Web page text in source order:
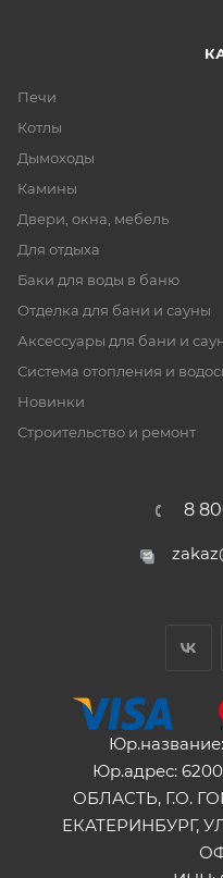
Печи
Котлы
Дымоходы
Камины
Двери, окна, мебель
Для отдыха
Баки для воды в баню
Отделка для бани и сауны
Аксессуары для бани и
Система отопления и
Новинки
Строительство и ремонт
8
Юр.адрес:
ОБЛАСТЬ, Г.О.
ЕКАТЕРИНБУРГ,